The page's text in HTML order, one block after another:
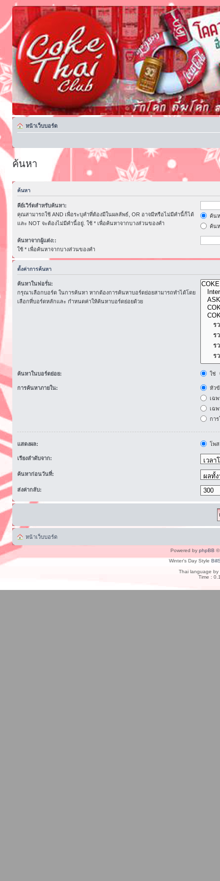
หน้าเว็บบอร์ด
ค้นหา
ค้นหา
คีย์เวิร์ดสำหรับค้นหา:
คุณสามารถใช้ AND เพื่อระบุคำที่ต้องมีในผลลัพธ์, OR อาจมีหรือไม่มีคำนี้ก็ได้
และ NOT จะต้องไม่มีคำนี้อยู่. ใช้ * เพื่อค้นหาจากบางส่วนของคำ
ค้น
ค้น
ค้นหาจากผู้แต่ง::
ใช้ * เพื่อค้นหาจากบางส่วนของคำ
ตั้งค่าการค้นหา
ค้นหาในฟอรั่ม:
กรุณาเลือกบอร์ด ในการค้นหา หากต้องการค้นหาบอร์ดย่อยสามารถทำได้โดย
เลือกที่บอร์ดหลักและ กำหนดค่าให้ค้นหาบอร์ดย่อยด้วย
ค้นหาในบอร์ดย่อย: ใช่
การค้นหาภายใน:
หัว
เฉ
เฉ
กา
แสดงผล: โพ
เรียงลำดับจาก:
ค้นหาก่อนวันที่:
ส่งค่ากลับ:
หน้าเว็บบอร์ด
Powered by phpBB ©
Winter's Day Style
Thai language by
Time :